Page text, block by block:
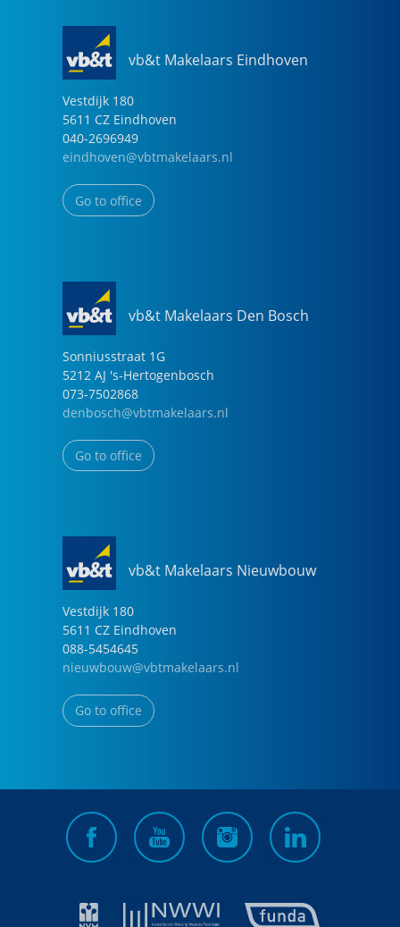
vb&t Makelaars Eindhoven
Vestdijk 180
5611 CZ Eindhoven
040-2696949
eindhoven@vbtmakelaars.nl
Go to office
vb&t Makelaars Den Bosch
Sonniusstraat 1G
5212 AJ 's-Hertogenbosch
073-7502868
denbosch@vbtmakelaars.nl
Go to office
vb&t Makelaars Nieuwbouw
Vestdijk 180
5611 CZ Eindhoven
088-5454645
nieuwbouw@vbtmakelaars.nl
Go to office